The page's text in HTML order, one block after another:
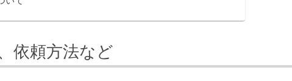
依頼方法など